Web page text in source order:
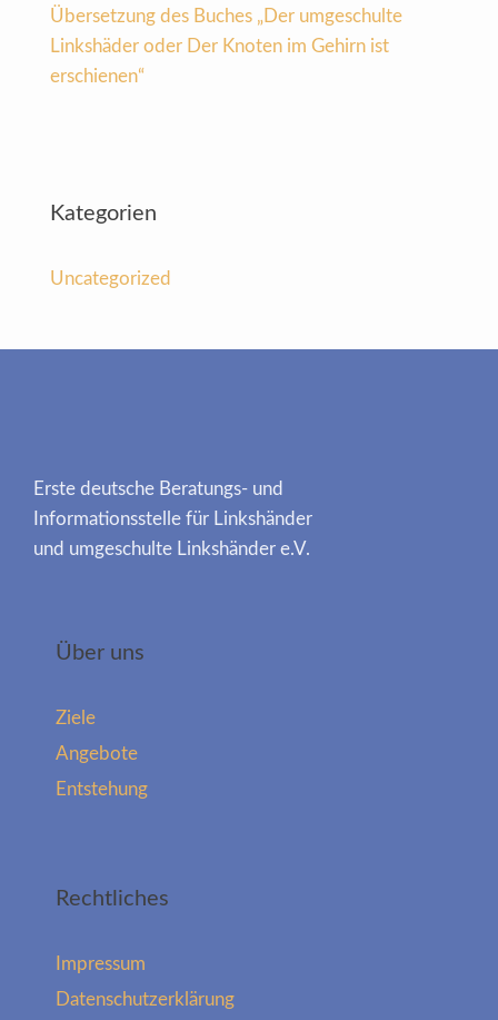
Übersetzung des Buches „Der umgeschulte
Linkshäder oder Der Knoten im Gehirn ist
erschienen“
Kategorien
Uncategorized
Erste deutsche Beratungs- und
Informationsstelle für Linkshänder
und umgeschulte Linkshänder e.V.
Über uns
Ziele
Angebote
Entstehung
Rechtliches
Impressum
Datenschutzerklärung